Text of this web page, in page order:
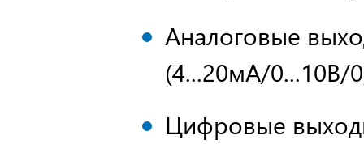
Аналоговые
(4...20мА/0...10В/
Цифровые